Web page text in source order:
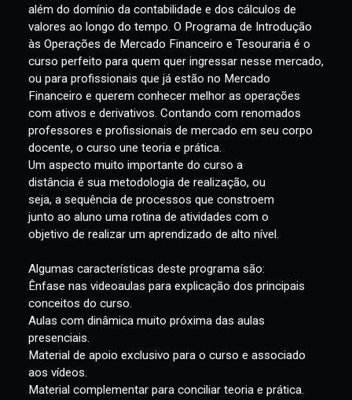
de empresas e bancos requerem conhecimento dos
produtos e operações, gestão de riscos e carteiras,
além do domínio da contabilidade e dos cálculos de
valores ao longo do tempo. O Programa de Introdução
às Operações de Mercado Financeiro e Tesouraria é o
curso perfeito para quem quer ingressar nesse mercado,
ou para profissionais que já estão no Mercado
Financeiro e querem conhecer melhor as operações
com ativos e derivativos. Contando com renomados
professores e profissionais de mercado em seu corpo
docente, o curso une teoria e prática.
Um aspecto muito importante do curso a
distância é sua metodologia de realização, ou
seja, a sequência de processos que constroem
junto ao aluno uma rotina de atividades com o
objetivo de realizar um aprendizado de alto nível.
Algumas características deste programa são:
Ênfase nas videoaulas para explicação dos principais
conceitos do curso.
Aulas com dinâmica muito próxima das aulas
presenciais.